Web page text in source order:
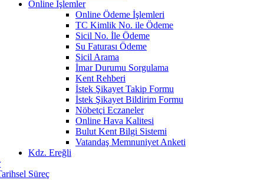
Online İşlemler
Online Ödeme İşlemleri
TC Kimlik No. ile Ödeme
Sicil No. İle Ödeme
Su Faturası Ödeme
Sicil Arama
İmar Durumu Sorgulama
Kent Rehberi
İstek Şikayet Takip Formu
İstek Şikayet Bildirim Formu
Nöbetçi Eczaneler
Online Hava Kalitesi
Bulut Kent Bilgi Sistemi
Vatandaş Memnuniyet Anketi
Kdz. Ereğli
Süreç